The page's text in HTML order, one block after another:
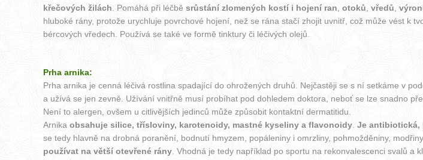
křečových žilách . Pomáhá při léčbě srůstání zlomených kostí i hojení ran otoků vředů
hluboké rány, protože urychluje povrchové hojení, než se rána stačí zhojit uvnitř, což může vést k
bércových vředech. Používá se také ve formě tinktury či léčivých olejů.
Prha arnika:
Prha arnika je cenná léčivá rostlina spadající do ohrožených druhů. Nejčastěji se s ní setkáme v
a užívá se jen zevně. Užívání vnitřně musí probíhat pod dohledem doktora, neboť se lze snadno
Není to alergen, ovšem u citlivějších jedinců může způsobit kontaktní dermatitidu.
Arnika obsahuje silice, třísloviny, karotenoidy, mastné kyseliny a flavonoidy Je antibiotická,
se tedy hlavně na drobná poranění, bodnutí hmyzem, popáleniny i omrzliny, pohmožděniny,
používat na větší otevřené rány . Vhodná je tedy například po sportu na rekonvalescenci svalů a